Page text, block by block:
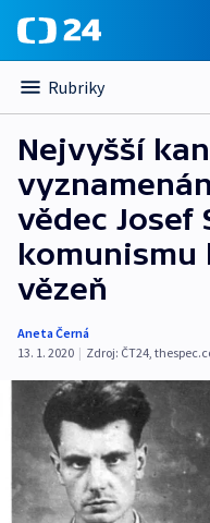
Rubriky
Nejvyšší
vědec Josef
vězeň
Aneta Černá
13. 1. 2020 | Zdroj: ČT24,